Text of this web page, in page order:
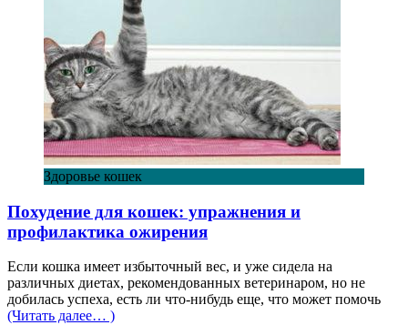
Здоровье кошек
Похудение для кошек: упражнения и
профилактика ожирения
Если кошка имеет избыточный вес, и уже сидела на
различных диетах, рекомендованных ветеринаром, но не
добилась успеха, есть ли что-нибудь еще, что может помочь
(Читать далее… )